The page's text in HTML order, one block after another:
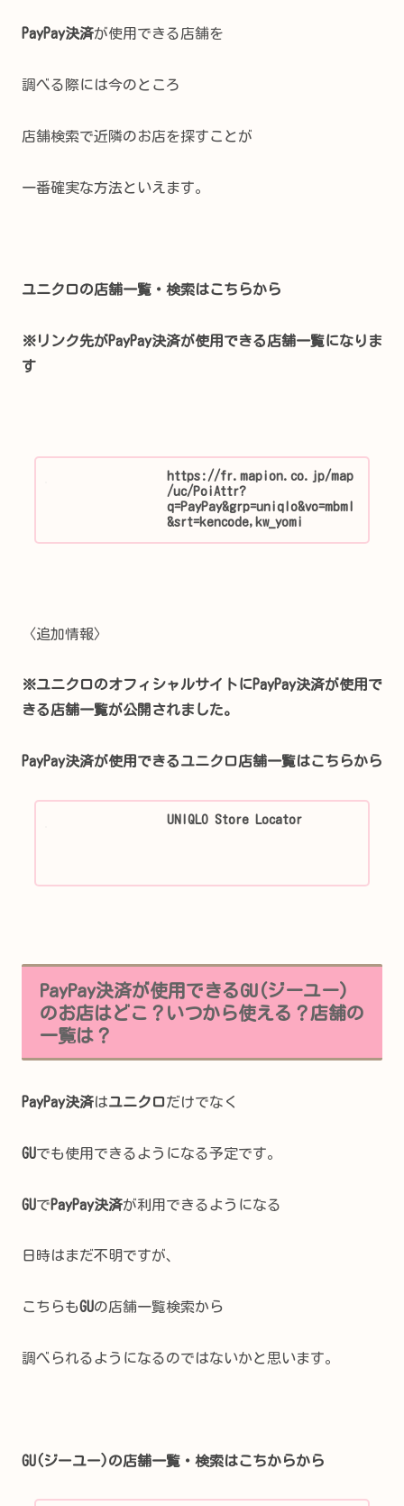
PayPay決済が使用できる店舗を
調べる際には今のところ
店舗検索で近隣のお店を探すことが
一番確実な方法といえます。
ユニクロの店舗一覧・検索はこちらから
※リンク先がPayPay決済が使用できる店舗一覧になりま
す
https://fr.mapion.co.jp/map
/uc/PoiAttr?
q=PayPay&grp=uniqlo&vo=mbml
&srt=kencode,kw_yomi
〈追加情報〉
※ユニクロのオフィシャルサイトにPayPay決済が使用で
きる店舗一覧が公開されました。
PayPay決済が使用できるユニクロ店舗一覧はこちらから
UNIQLO Store Locator
PayPay決済が使用できるGU(ジーユー)
のお店はどこ？いつから使える？店舗の
一覧は？
PayPay決済はユニクロだけでなく
GUでも使用できるようになる予定です。
GUでPayPay決済が利用できるようになる
日時はまだ不明ですが、
こちらもGUの店舗一覧検索から
調べられるようになるのではないかと思います。
GU(ジーユー)の店舗一覧・検索はこちからから